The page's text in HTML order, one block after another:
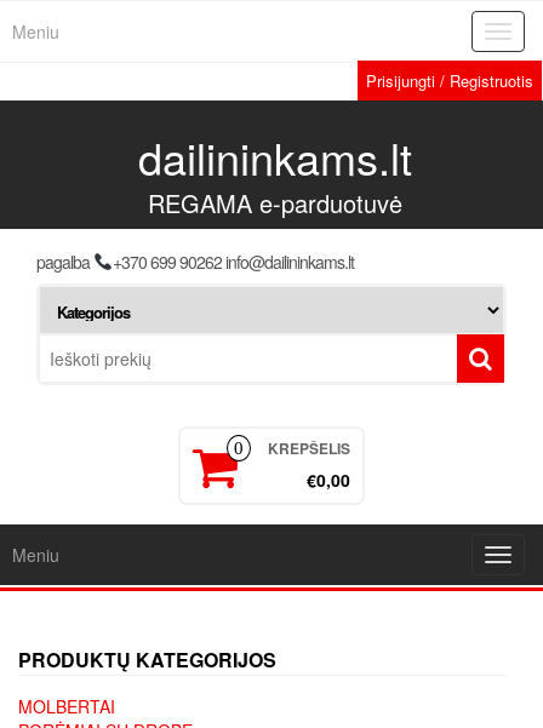
Meniu
Prisijungti / Registruotis
dailininkams.lt
REGAMA e-parduotuvė
pagalba +370 699 90262 info@dailininkams.lt
0 KREPŠELIS
€0,00
Meniu
PRODUKTŲ KATEGORIJOS
MOLBERTAI